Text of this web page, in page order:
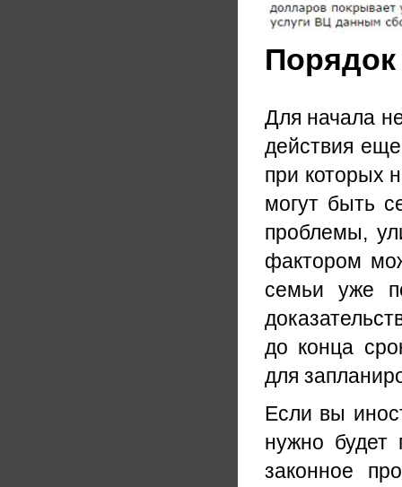
Для начала
действия
при которых
могут быть
проблемы,
фактором
семьи уже
до конца
для
Если вы
нужно будет
законное